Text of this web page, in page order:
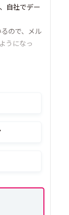
自社でデー
ので、メル
うになっ